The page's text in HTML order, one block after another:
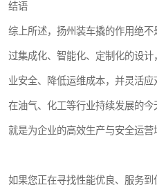
结语
综上所述，扬州装车撬的作用绝
过集成化、智能化、定制化的设
业安全、降低运维成本，并灵活应
在油气、化工等行业持续发展的今
就是为企业的高效生产与安全运营
如果您正在寻找性能优良、服务